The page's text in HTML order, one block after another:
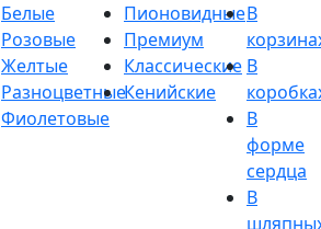
Белые
Розовые
Желтые
Разноцветные
Фиолетовые
Пионовидные
Премиум
Классические
Кенийские
В
В
В
форме
сердца
В